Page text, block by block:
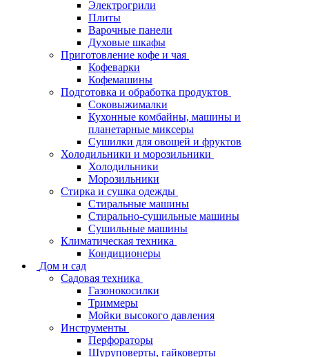
Электрогрили
Плиты
Варочные панели
Духовые шкафы
Приготовление кофе и чая
Кофеварки
Кофемашины
Подготовка и обработка продуктов
Соковыжималки
Кухонные комбайны, машины и
планетарные миксеры
Сушилки для овощей и фруктов
Холодильники и морозильники
Холодильники
Морозильники
Стирка и сушка одежды
Стиральные машины
Стирально-сушильные машины
Сушильные машины
Климатическая техника
Кондиционеры
Дом и сад
Садовая техника
Газонокосилки
Триммеры
Мойки высокого давления
Инструменты
Перфораторы
Шуруповерты, гайковерты